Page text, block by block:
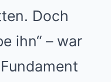
Doch
ihn“ – war